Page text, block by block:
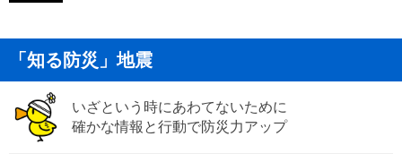
「知る防災」地震
いざという時にあわてないために
確かな情報と行動で防災力アップ